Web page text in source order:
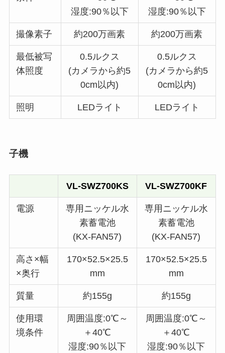
湿度:90％以下
湿度:90％以下
撮像素子 約200万画素 約200万画素
最低被写
体照度
0.5ルクス
(カメラから約5
0cm以内)
0.5ルクス
(カメラから約5
0cm以内)
照明 LEDライト LEDライト
子機
VL-SWZ700KS VL-SWZ700KF
電源
専用ニッケル水
素蓄電池
(KX-FAN57)
専用ニッケル水
素蓄電池
(KX-FAN57)
高さ×幅
×奥行
170×52.5×25.5
mm
170×52.5×25.5
mm
質量 約155g 約155g
使用環
境条件
周囲温度:0℃～
＋40℃
湿度:90％以下
周囲温度:0℃～
＋40℃
湿度:90％以下